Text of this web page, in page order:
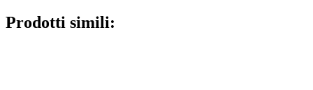
Prodotti simili: